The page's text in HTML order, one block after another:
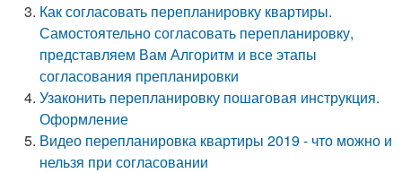
Как согласовать перепланировку квартиры.
Самостоятельно согласовать перепланировку,
представляем Вам Алгоритм и все этапы
согласования препланировки
Узаконить перепланировку пошаговая инструкция.
Оформление
Видео перепланировка квартиры 2019 - что можно и
нельзя при согласовании